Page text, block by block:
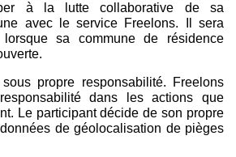
à la lutte collaborative de sa
avec le service Freelons. Il sera
lorsque sa commune de résidence
propre responsabilité. Freelons
dans les actions que
Le participant décide de son propre
de géolocalisation de pièges